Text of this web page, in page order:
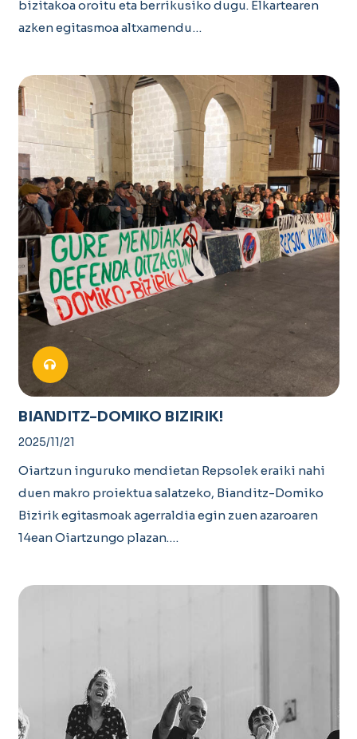
bizitakoa oroitu eta berrikusiko dugu. Elkartearen
azken egitasmoa altxamendu…
BIANDITZ-DOMIKO BIZIRIK!
2025/11/21
Oiartzun inguruko mendietan Repsolek eraiki nahi
duen makro proiektua salatzeko, Bianditz-Domiko
Bizirik egitasmoak agerraldia egin zuen azaroaren
14ean Oiartzungo plazan.…